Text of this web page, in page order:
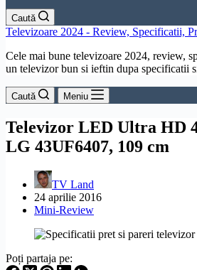
Caută
Televizoare 2024 - Review, Specificatii,
Cele mai bune televizoare 2024, review,
un televizor bun si ieftin dupa specificatii
Caută Meniu
Televizor LED Ultra HD
LG 43UF6407, 109 cm
TV Land
24 aprilie 2016
Mini-Review
Poți partaja pe: